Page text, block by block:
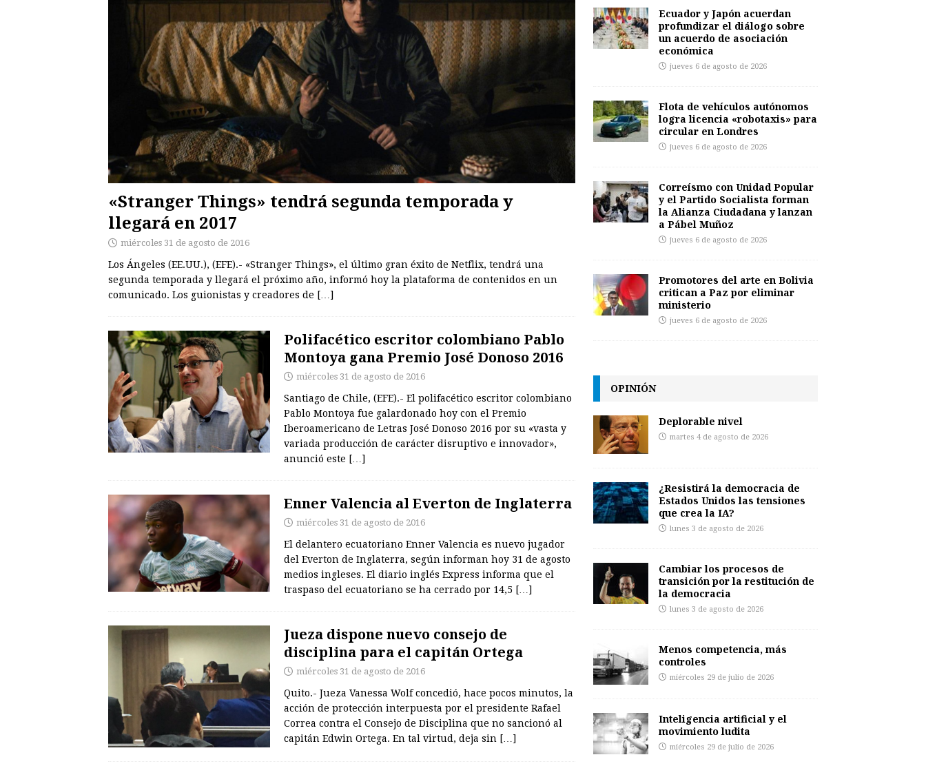
«Stranger Things» tendrá segunda temporada y
llegará en 2017
miércoles 31 de agosto de 2016
Los Ángeles (EE.UU.), (EFE).- «Stranger Things», el último gran éxito de Netflix, tendrá una
segunda temporada y llegará el próximo año, informó hoy la plataforma de contenidos en un
comunicado. Los guionistas y creadores de […]
Polifacético escritor colombiano Pablo
Montoya gana Premio José Donoso 2016
miércoles 31 de agosto de 2016
Santiago de Chile, (EFE).- El polifacético escritor colombiano
Pablo Montoya fue galardonado hoy con el Premio
Iberoamericano de Letras José Donoso 2016 por su «vasta y
variada producción de carácter disruptivo e innovador»,
anunció este […]
Enner Valencia al Everton de Inglaterra
miércoles 31 de agosto de 2016
El delantero ecuatoriano Enner Valencia es nuevo jugador
del Everton de Inglaterra, según informan hoy 31 de agosto
medios ingleses. El diario inglés Express informa que el
traspaso del ecuatoriano se ha cerrado por 14,5 […]
Jueza dispone nuevo consejo de
disciplina para el capitán Ortega
miércoles 31 de agosto de 2016
Quito.- Jueza Vanessa Wolf concedió, hace pocos minutos, la
acción de protección interpuesta por el presidente Rafael
Correa contra el Consejo de Disciplina que no sancionó al
capitán Edwin Ortega. En tal virtud, deja sin […]
Ecuador y Japón acuerdan
profundizar el diálogo sobre
un acuerdo de asociación
económica
jueves 6 de agosto de 2026
Flota de vehículos autónomos
logra licencia «robotaxis» para
circular en Londres
jueves 6 de agosto de 2026
Correísmo con Unidad Popular
y el Partido Socialista forman
la Alianza Ciudadana y lanzan
a Pábel Muñoz
jueves 6 de agosto de 2026
Promotores del arte en Bolivia
critican a Paz por eliminar
ministerio
jueves 6 de agosto de 2026
OPINIÓN
Deplorable nivel
martes 4 de agosto de 2026
¿Resistirá la democracia de
Estados Unidos las tensiones
que crea la IA?
lunes 3 de agosto de 2026
Cambiar los procesos de
transición por la restitución de
la democracia
lunes 3 de agosto de 2026
Menos competencia, más
controles
miércoles 29 de julio de 2026
Inteligencia artificial y el
movimiento ludita
miércoles 29 de julio de 2026